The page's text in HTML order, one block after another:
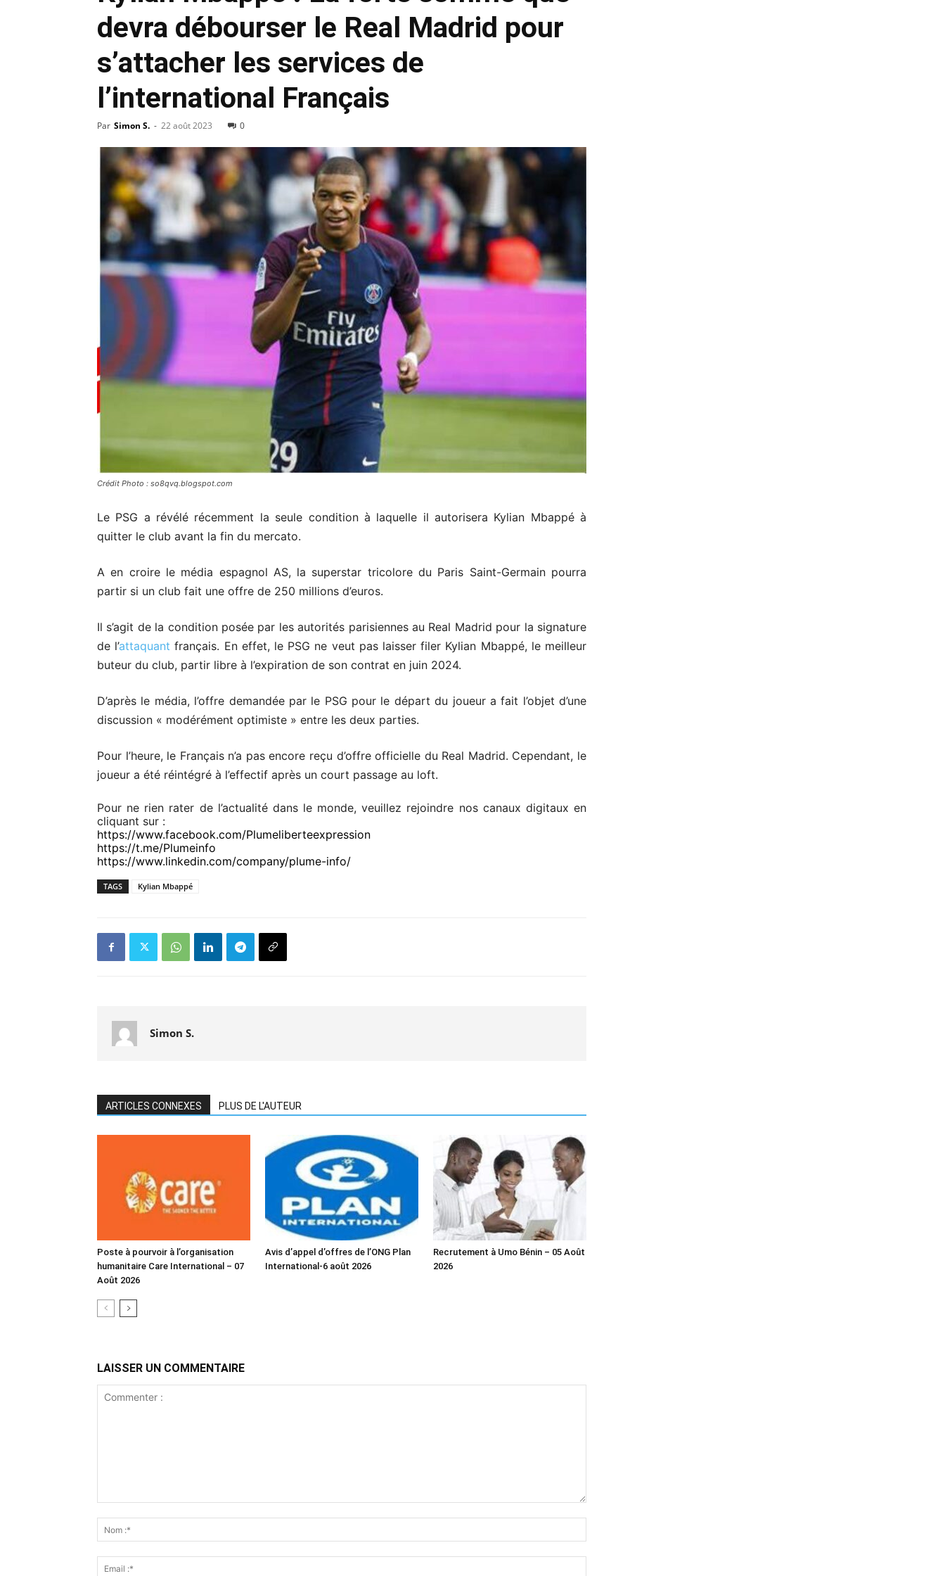
devra débourser le Real Madrid pour
s’attacher les services de
l’international Français
Par Simon S. - 22 août 2023 0
Crédit Photo : so8qvq.blogspot.com
Le PSG a révélé récemment la seule condition à laquelle il autorisera Kylian Mbappé à
quitter le club avant la fin du mercato.
A en croire le média espagnol AS, la superstar tricolore du Paris Saint-Germain pourra
partir si un club fait une offre de 250 millions d’euros.
Il s’agit de la condition posée par les autorités parisiennes au Real Madrid pour la signature
de l’attaquant français. En effet, le PSG ne veut pas laisser filer Kylian Mbappé, le meilleur
buteur du club, partir libre à l’expiration de son contrat en juin 2024.
D’après le média, l’offre demandée par le PSG pour le départ du joueur a fait l’objet d’une
discussion « modérément optimiste » entre les deux parties.
Pour l’heure, le Français n’a pas encore reçu d’offre officielle du Real Madrid. Cependant, le
joueur a été réintégré à l’effectif après un court passage au loft.
Pour ne rien rater de l’actualité dans le monde, veuillez rejoindre nos canaux digitaux en
cliquant sur :
https://www.facebook.com/Plumeliberteexpression
https://t.me/Plumeinfo
https://www.linkedin.com/company/plume-info/
TAGS Kylian Mbappé
Simon S.
ARTICLES CONNEXES PLUS DE L'AUTEUR
Poste à pourvoir à l’organisation
humanitaire Care International – 07
Août 2026
Avis d’appel d’offres de l’ONG Plan
International-6 août 2026
Recrutement à Umo Bénin – 05 Août
2026
LAISSER UN COMMENTAIRE